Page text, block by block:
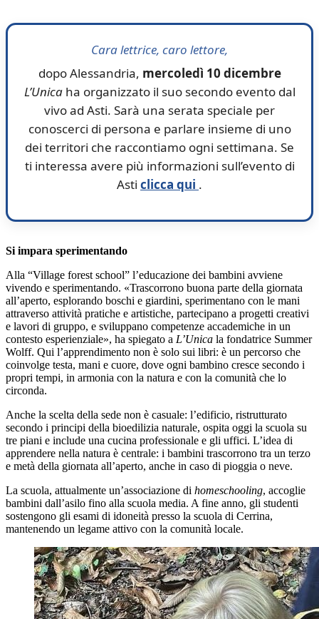
Cara lettrice, caro lettore,
dopo Alessandria, mercoledì 10 dicembre
L’Unicaha organizzato il suo secondo evento dal
vivo ad Asti. Sarà una serata speciale per
conoscerci di persona e parlare insieme di uno
dei territori che raccontiamo ogni settimana. Se
ti interessa avere più informazioni sull’evento di
Asti clicca qui .
Si impara sperimentando
Alla “Village forest school” l’educazione dei bambini avviene
vivendo e sperimentando. «Trascorrono buona parte della giornata
all’aperto, esplorando boschi e giardini, sperimentano con le mani
attraverso attività pratiche e artistiche, partecipano a progetti creativi
e lavori di gruppo, e sviluppano competenze accademiche in un
contesto esperienziale», ha spiegato a L’Unica la fondatrice Summer
Wolff. Qui l’apprendimento non è solo sui libri: è un percorso che
coinvolge testa, mani e cuore, dove ogni bambino cresce secondo i
propri tempi, in armonia con la natura e con la comunità che lo
circonda.
Anche la scelta della sede non è casuale: l’edificio, ristrutturato
secondo i principi della bioedilizia naturale, ospita oggi la scuola su
tre piani e include una cucina professionale e gli uffici. L’idea di
apprendere nella natura è centrale: i bambini trascorrono tra un terzo
e metà della giornata all’aperto, anche in caso di pioggia o neve.
La scuola, attualmente un’associazione di homeschooling, accoglie
bambini dall’asilo fino alla scuola media. A fine anno, gli studenti
sostengono gli esami di idoneità presso la scuola di Cerrina,
mantenendo un legame attivo con la comunità locale.